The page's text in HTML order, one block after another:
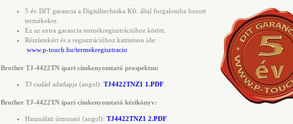
5 év DIT garancia a Digitáltechnika Kft. által forgalomba hozott
termékekre.
Ez az extra garancia termékregisztrációhoz kötött.
Részletekért és a regisztrációhoz kattintson ide:
www.p-touch.hu/termekregisztracio
Brother TJ-4422TN ipari címkenyomtató prospektus:
TJ család adatlapja (angol): TJ4422TNZ1 1.PDF
Brother TJ-4422TN ipari címkenyomtató kézikönyv:
Használati útmutató (angol): TJ4422TNZ1 2.PDF